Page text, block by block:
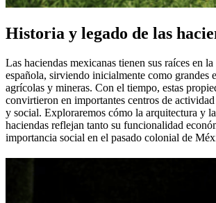
Historia y legado de las
Las haciendas mexicanas tienen sus raíces en
española, sirviendo inicialmente como grandes
agrícolas y mineras. Con el tiempo, estas
convirtieron en importantes centros de
y social. Exploraremos cómo la arquitectura y
haciendas reflejan tanto su funcionalidad
importancia social en el pasado colonial de